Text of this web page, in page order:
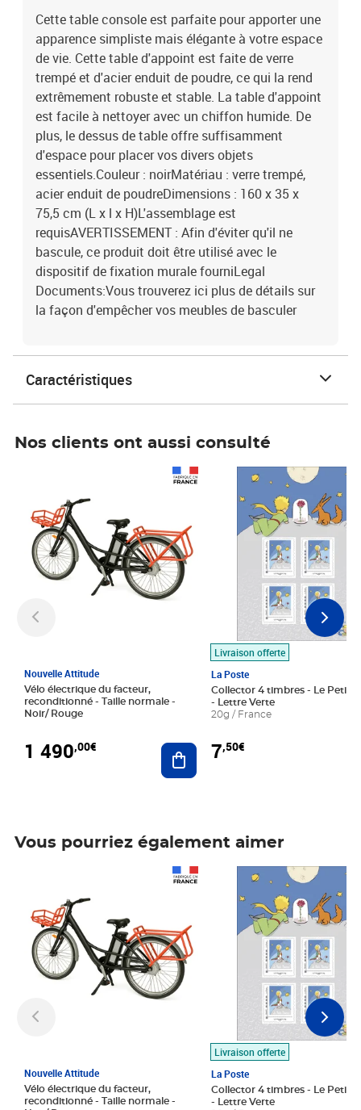
Cette table console est parfaite pour apporter une
apparence simpliste mais élégante à votre espace
de vie. Cette table d'appoint est faite de verre
trempé et d'acier enduit de poudre, ce qui la rend
extrêmement robuste et stable. La table d'appoint
est facile à nettoyer avec un chiffon humide. De
plus, le dessus de table offre suffisamment
d'espace pour placer vos divers objets
essentiels.Couleur : noirMatériau : verre trempé,
acier enduit de poudreDimensions : 160 x 35 x
75,5 cm (L x l x H)L'assemblage est
requisAVERTISSEMENT : Afin d'éviter qu'il ne
bascule, ce produit doit être utilisé avec le
dispositif de fixation murale fourniLegal
Documents:Vous trouverez ici plus de détails sur
la façon d'empêcher vos meubles de basculer
Caractéristiques
Nos clients ont aussi consulté
Nouvelle Attitude
Vélo électrique du facteur,
reconditionné - Taille normale -
Noir/ Rouge
1 490,00€ Ajouter au panier
Livraison offerte
La Poste
Collector 4 timbres - Le Petit
- Lettre Verte
20g / France
7,50€
Prix 7,50€
Vous pourriez également aimer
Nouvelle Attitude
Vélo électrique du facteur,
reconditionné - Taille normale -
Livraison offerte
La Poste
Collector 4 timbres - Le Petit
- Lettre Verte
Prix 7,50€